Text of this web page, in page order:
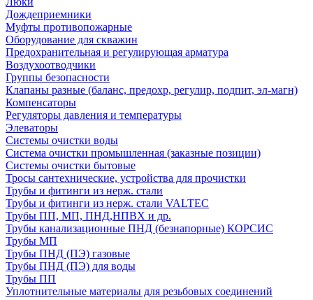
Дождеприемники
Муфты противопожарные
Оборудование для скважин
Предохранительная и регулирующая арматура
Воздухоотводчики
Группы безопасности
Клапаны разные (баланс, предохр, регулир, подпит, эл-магн)
Компенсаторы
Регуляторы давления и температуры
Элеваторы
Системы очистки воды
Система очистки промышленная (заказные позиции)
Системы очистки бытовые
Тросы сантехнические, устройства для прочистки
Трубы и фитинги из нерж. стали
Трубы и фитинги из нерж. стали VALTEC
Трубы ПП, МП, ПНД,НПВХ и др.
Трубы канализационные ПНД (безнапорные) КОРСИС
Трубы МП
Трубы ПНД (ПЭ) газовые
Трубы ПНД (ПЭ) для воды
Трубы ПП
Уплотнительные материалы для резьбовых соединений